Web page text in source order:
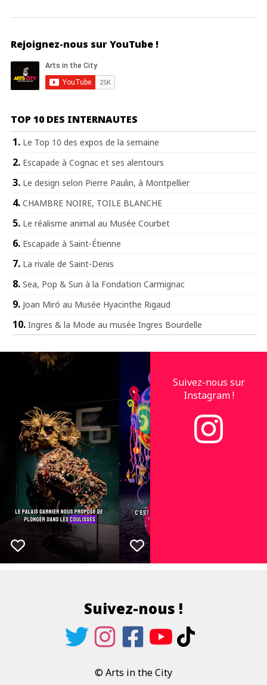
Rejoignez-nous sur YouTube !
TOP 10 DES INTERNAUTES
Le Top 10 des expos de la semaine
Escapade à Cognac et ses alentours
Le design selon Pierre Paulin, à Montpellier
CHAMBRE NOIRE, TOILE BLANCHE
Le réalisme animal au Musée Courbet
Escapade à Saint-Étienne
La rivale de Saint-Denis
Sea, Pop & Sun à la Fondation Carmignac
Joan Miró au Musée Hyacinthe Rigaud
Ingres & la Mode au musée Ingres Bourdelle
Suivez-nous sur
Instagram !
Suivez-nous !
© Arts in the City